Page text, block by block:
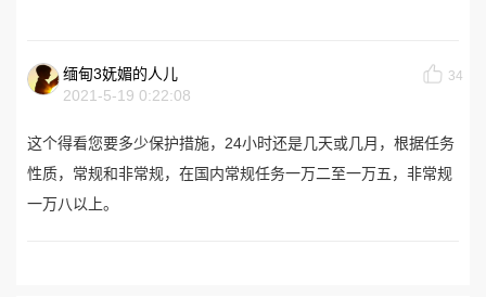
缅甸3妩媚的人儿
2021-5-19 0:22:08
34
这个得看您要多少保护措施，24小时还是几天或几月，根据任务
性质，常规和非常规，在国内常规任务一万二至一万五，非常规
一万八以上。